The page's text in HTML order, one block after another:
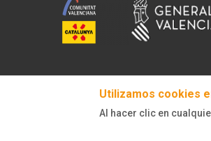
© Turisme Comunitat Valenciana.
Utilizamos cookies
Al hacer clic en